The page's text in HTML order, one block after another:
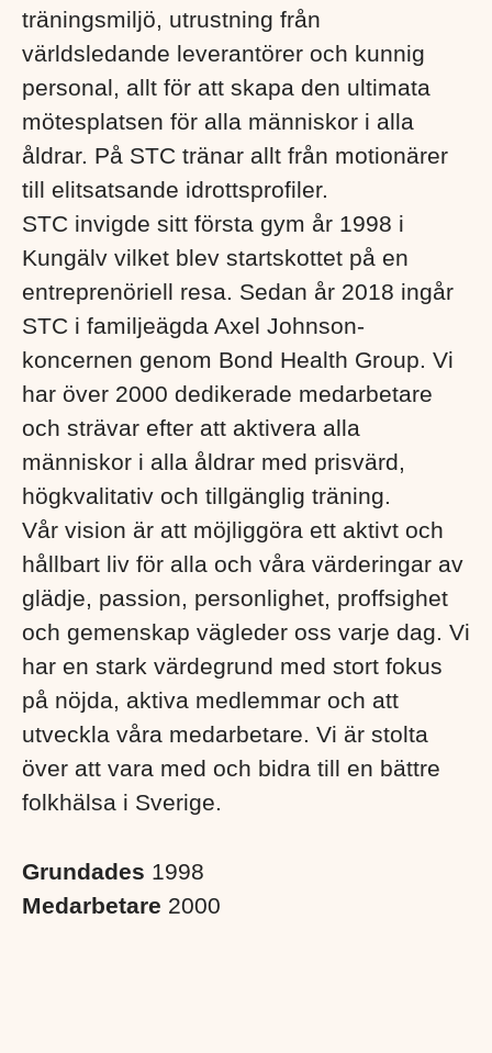
träningsmiljö, utrustning från
världsledande leverantörer och kunnig
personal, allt för att skapa den ultimata
mötesplatsen för alla människor i alla
åldrar. På STC tränar allt från motionärer
till elitsatsande idrottsprofiler.
STC invigde sitt första gym år 1998 i
Kungälv vilket blev startskottet på en
entreprenöriell resa. Sedan år 2018 ingår
STC i familjeägda Axel Johnson-
koncernen genom Bond Health Group. Vi
har över 2000 dedikerade medarbetare
och strävar efter att aktivera alla
människor i alla åldrar med prisvärd,
högkvalitativ och tillgänglig träning.
Vår vision är att möjliggöra ett aktivt och
hållbart liv för alla och våra värderingar av
glädje, passion, personlighet, proffsighet
och gemenskap vägleder oss varje dag. Vi
har en stark värdegrund med stort fokus
på nöjda, aktiva medlemmar och att
utveckla våra medarbetare. Vi är stolta
över att vara med och bidra till en bättre
folkhälsa i Sverige. ​
Grundades 1998
Medarbetare 2000